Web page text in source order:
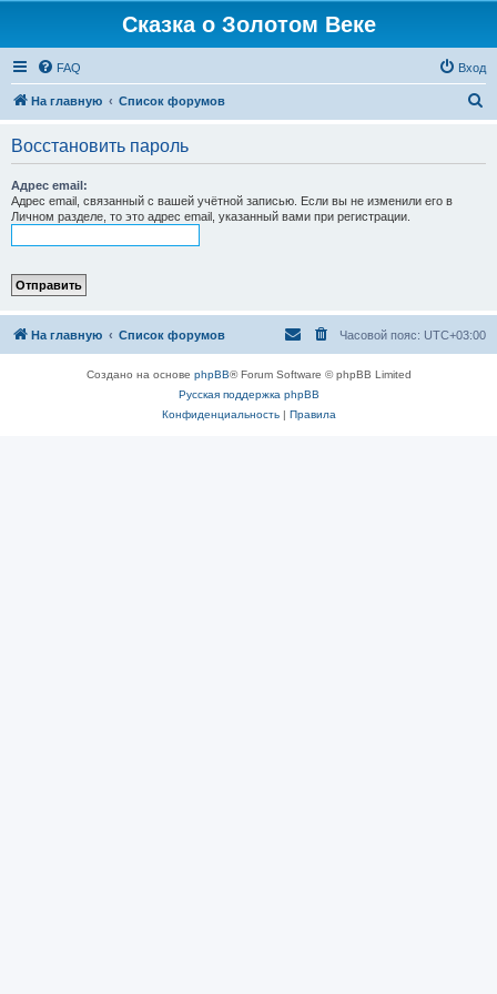
Сказка о Золотом Веке
FAQ Вход
На главную Список форумов
Восстановить пароль
Адрес email:
Адрес email, связанный с вашей учётной записью. Если вы не изменили его в
Личном разделе, то это адрес email, указанный вами при регистрации.
На главную Список форумов Часовой пояс: UTC+03:00
Создано на основе phpBB® Forum Software © phpBB Limited
Русская поддержка phpBB
Конфиденциальность| Правила